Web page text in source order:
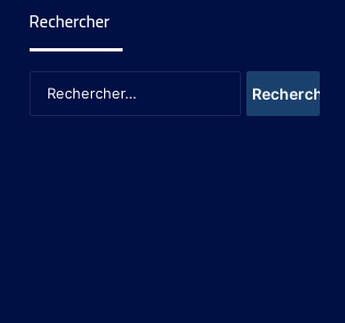
Rechercher